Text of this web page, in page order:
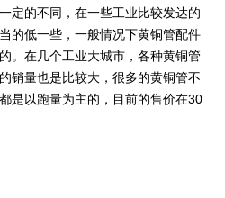
的不同，在一些工业比较发达的
的低一些，一般情况下黄铜管配件
。在几个工业大城市，各种黄铜管
销量也是比较大，很多的黄铜管不
是以跑量为主的，目前的售价在30